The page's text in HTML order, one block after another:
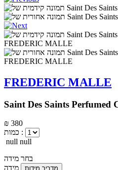
FREDERIC MALLE
Saint Des Saints Perfumed
₪ 380
כמות :
null null
בחר מידה
מידה
מדריך מידות